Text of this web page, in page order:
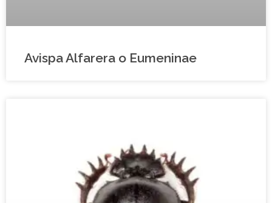
Avispa Alfarera o Eumeninae